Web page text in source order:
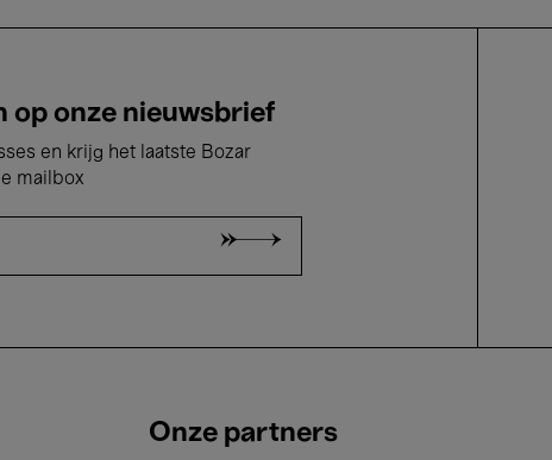
op onze nieuwsbrief
en krijg het laatste Bozar
mailbox
Onze partners